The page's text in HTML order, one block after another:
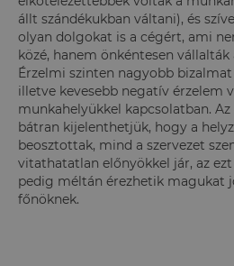
állt szándékukban váltani), és
olyan dolgokat is a cégért, ami
közé, hanem önkéntesen vállalták
Érzelmi szinten nagyobb
illetve kevesebb negatív érzelem
munkahelyükkel kapcsolatban.
bátran kijelenthetjük, hogy a
beosztottak, mind a szervezet
vitathatatlan előnyökkel jár, az
pedig méltán érezhetik magukat
főnöknek.